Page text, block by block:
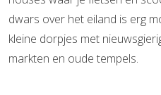
dwars over het eiland is erg
kleine dorpjes met
markten en oude tempels.